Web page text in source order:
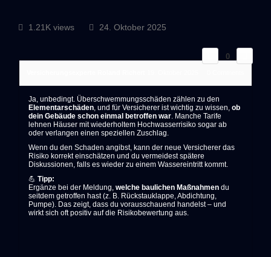
1.21K views 24. Oktober 2025
0
Ja, unbedingt. Überschwemmungsschäden zählen zu den
Elementarschäden , und für Versicherer ist wichtig zu wissen, ob
dein Gebäude schon einmal betroffen war . Manche Tarife
lehnen Häuser mit wiederholtem Hochwasserrisiko sogar ab
oder verlangen einen speziellen Zuschlag.
Wenn du den Schaden angibst, kann der neue Versicherer das
Risiko korrekt einschätzen und du vermeidest spätere
Diskussionen, falls es wieder zu einem Wassereintritt kommt.
💪 Tipp:
Ergänze bei der Meldung, welche baulichen Maßnahmen du
seitdem getroffen hast (z. B. Rückstauklappe, Abdichtung,
Pumpe). Das zeigt, dass du vorausschauend handelst – und
wirkt sich oft positiv auf die Risikobewertung aus.